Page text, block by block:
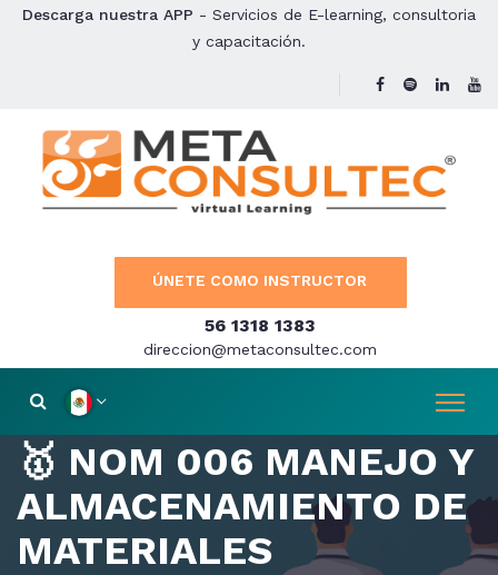
Descarga nuestra APP - Servicios de E-learning, consultoria
y capacitación.
ÚNETE COMO INSTRUCTOR
56 1318 1383
direccion@metaconsultec.com
🥇 NOM 006 MANEJO Y
ALMACENAMIENTO DE
MATERIALES